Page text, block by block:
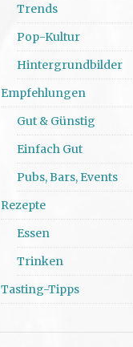
Trends
Pop-Kultur
Hintergrundbilder
Empfehlungen
Gut & Günstig
Einfach Gut
Pubs, Bars, Events
Rezepte
Essen
Trinken
Tasting-Tipps